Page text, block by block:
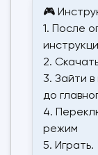
🎮
1. После
2.
3. Зайти
до
4.
режим
5. Играть.